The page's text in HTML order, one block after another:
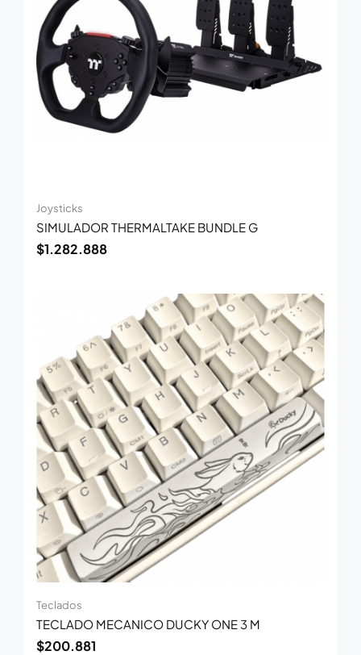
Joysticks
SIMULADOR THERMALTAKE BUNDLE G
$1.282.888
Teclados
TECLADO MECANICO DUCKY ONE 3 M
$200.881